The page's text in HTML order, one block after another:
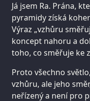
Já jsem Ra. Prána,
pyramidy získá
Výraz „vzhůru
koncept nahoru a
toho, co směřuje ke
Proto všechno
vzhůru, ale jeho
neřízený a není pro